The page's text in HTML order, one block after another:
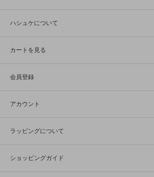
ハシュケについて
カートを見る
会員登録
アカウント
ラッピングについて
ショッピングガイド